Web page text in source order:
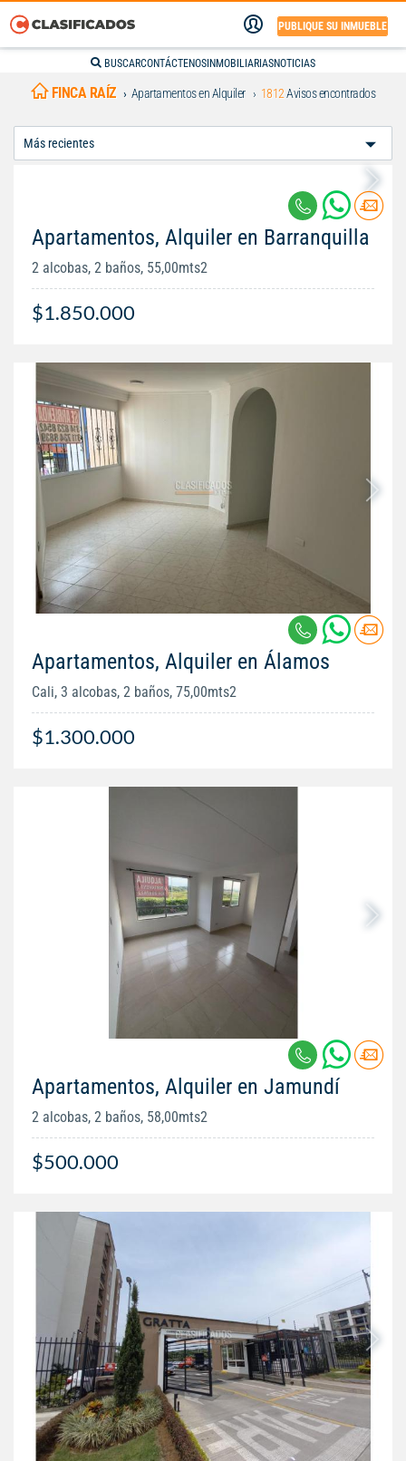
PUBLIQUE SU INMUEBLE
BUSCARCONTÁCTENOS INMOBILIARIASNOTICIAS
FINCA RAÍZ Apartamentos en Alquiler 1812Avisos encontrados
Apartamentos, Alquiler en Barranquilla
2 alcobas, 2 baños, 55,00mts2
$1.850.000
Apartamentos, Alquiler en Álamos
Cali, 3 alcobas, 2 baños, 75,00mts2
$1.300.000
Apartamentos, Alquiler en Jamundí
2 alcobas, 2 baños, 58,00mts2
$500.000